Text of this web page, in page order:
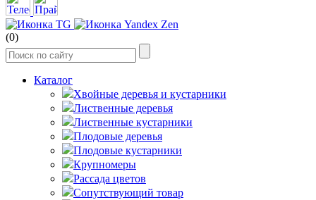
(0)
Каталог
Хвойные деревья и кустарники
Лиственные деревья
Лиственные кустарники
Плодовые деревья
Плодовые кустарники
Крупномеры
Рассада цветов
Сопутствующий товар